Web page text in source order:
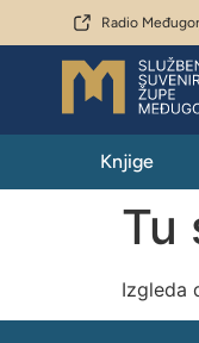
Radio
Knjige
Tu
Izgleda